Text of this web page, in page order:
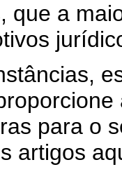
a
para o
artigos